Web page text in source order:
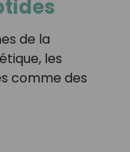
de la
les
comme des